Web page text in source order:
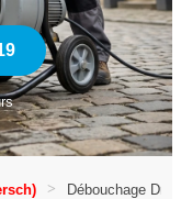
Débouchage